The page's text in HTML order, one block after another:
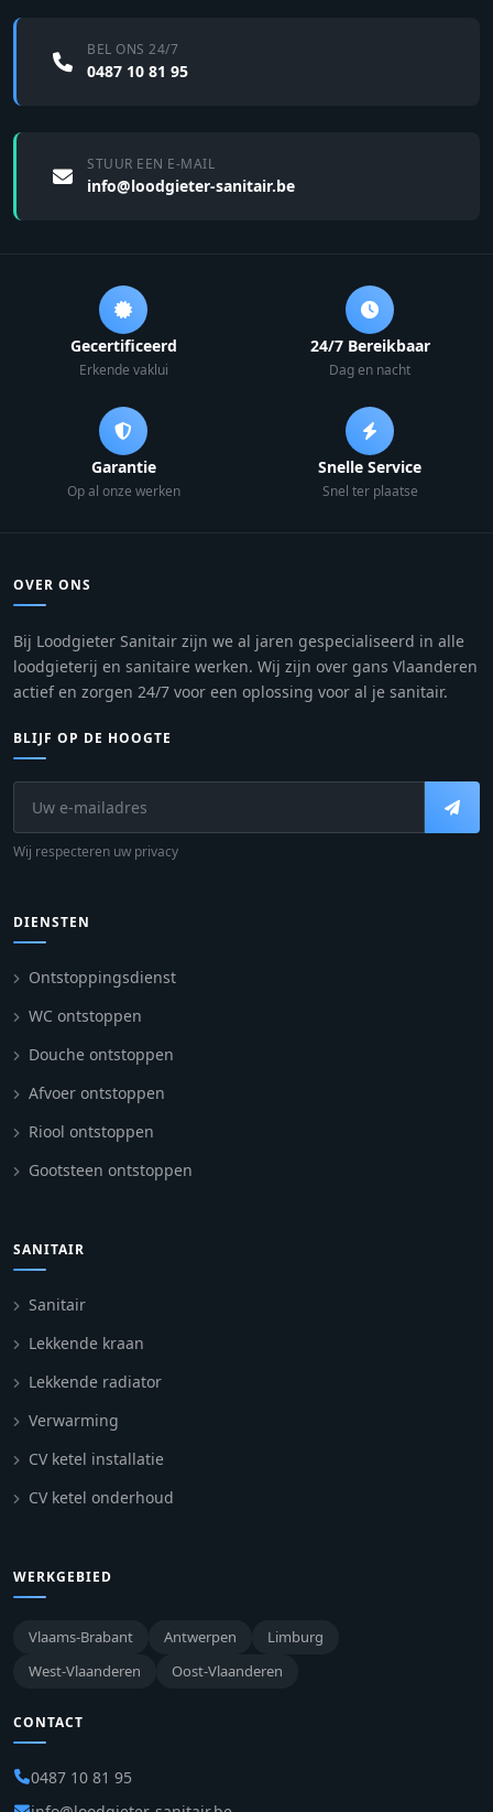
BEL ONS 24/7
0487 10 81 95
STUUR EEN E-MAIL
info@loodgieter-sanitair.be
Gecertificeerd
Erkende vaklui
24/7 Bereikbaar
Dag en nacht
Garantie
Op al onze werken
Snelle Service
Snel ter plaatse
OVER ONS
Bij Loodgieter Sanitair zijn we al jaren gespecialiseerd in alle
loodgieterij en sanitaire werken. Wij zijn over gans Vlaanderen
actief en zorgen 24/7 voor een oplossing voor al je sanitair.
BLIJF OP DE HOOGTE
Wij respecteren uw privacy
DIENSTEN
Ontstoppingsdienst
WC ontstoppen
Douche ontstoppen
Afvoer ontstoppen
Riool ontstoppen
Gootsteen ontstoppen
SANITAIR
Sanitair
Lekkende kraan
Lekkende radiator
Verwarming
CV ketel installatie
CV ketel onderhoud
WERKGEBIED
Vlaams-Brabant Antwerpen
Limburg
West-Vlaanderen
Oost-Vlaanderen
CONTACT
0487 10 81 95